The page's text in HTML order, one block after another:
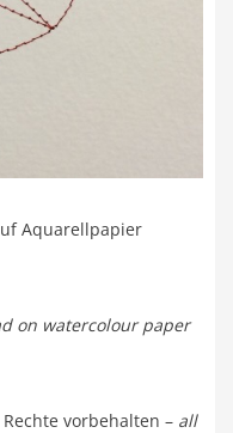
Aquarellpapier
on watercolour paper
vorbehalten – all